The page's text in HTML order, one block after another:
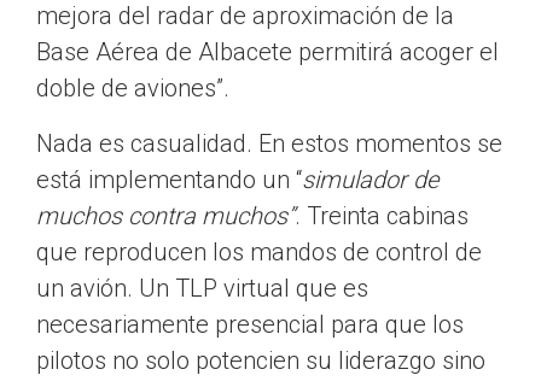
mejora del radar de aproximación de la
Base Aérea de Albacete permitirá acoger el
doble de aviones”.
Nada es casualidad. En estos momentos se
está implementando un “simulador de
muchos contra muchos”. Treinta cabinas
que reproducen los mandos de control de
un avión. Un TLP virtual que es
necesariamente presencial para que los
pilotos no solo potencien su liderazgo sino